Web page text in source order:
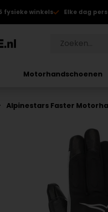
fysieke winkels Elke dag
Motorhandschoenen
Alpinestars Faster